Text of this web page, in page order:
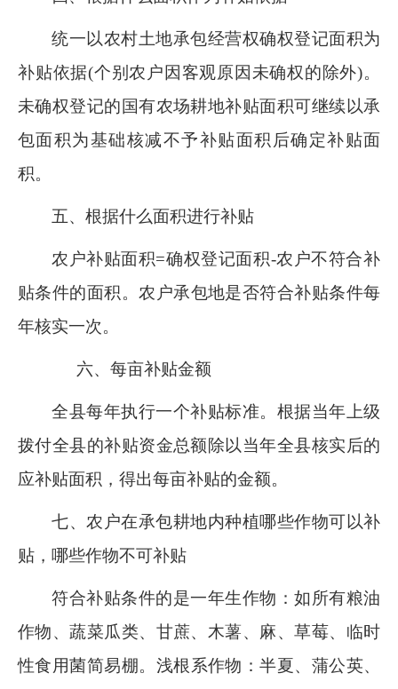
统一以农村土地承包经营权确权登记面积为
补贴依据(个别农户因客观原因未确权的除外)。
未确权登记的国有农场耕地补贴面积可继续以承
包面积为基础核减不予补贴面积后确定补贴面
积。
五、根据什么面积进行补贴
农户补贴面积=确权登记面积-农户不符合补
贴条件的面积。农户承包地是否符合补贴条件每
年核实一次。
六、每亩补贴金额
全县每年执行一个补贴标准。根据当年上级
拨付全县的补贴资金总额除以当年全县核实后的
应补贴面积，得出每亩补贴的金额。
七、农户在承包耕地内种植哪些作物可以补
贴，哪些作物不可补贴
符合补贴条件的是一年生作物：如所有粮油
作物、蔬菜瓜类、甘蔗、木薯、麻、草莓、临时
性食用菌简易棚。浅根系作物：半夏、蒲公英、